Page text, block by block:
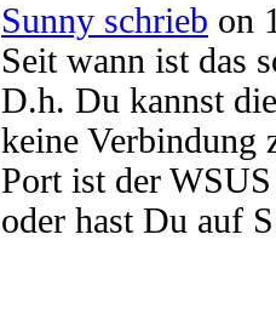
Sunny schrieb on
Seit wann ist das
D.h. Du kannst
keine Verbindung
Port ist der
oder hast Du auf